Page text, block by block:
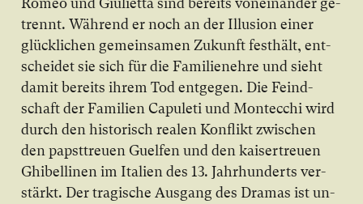
Ro­meo und Giu­li­et­ta sind be­reits von­ein­an­der ge­
trennt. Wäh­rend er noch an der Il­lu­si­on ei­ner
glück­li­chen ge­mein­sa­men Zu­kunft fest­hält, ent­
schei­det sie sich für die Fa­mi­li­en­eh­re und sieht
da­mit be­reits ih­rem Tod ent­ge­gen. Die Feind­
schaft der Fa­mi­li­en Ca­pu­le­ti und Mon­te­cchi wird
durch den his­to­risch rea­len Kon­flikt zwi­schen
den papst­treu­en Gu­el­fen und den kai­ser­treu­en
Ghi­bel­li­nen im Ita­li­en des 13. Jahr­hun­derts ver­
stärkt. Der tra­gi­sche Aus­gang des Dra­mas ist un­